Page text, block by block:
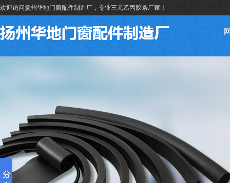
欢迎访问扬州华地门窗配件制造厂，专业三元乙丙胶条厂家！